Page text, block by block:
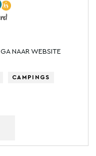
GA NAAR WEBSITE
CAMPINGS